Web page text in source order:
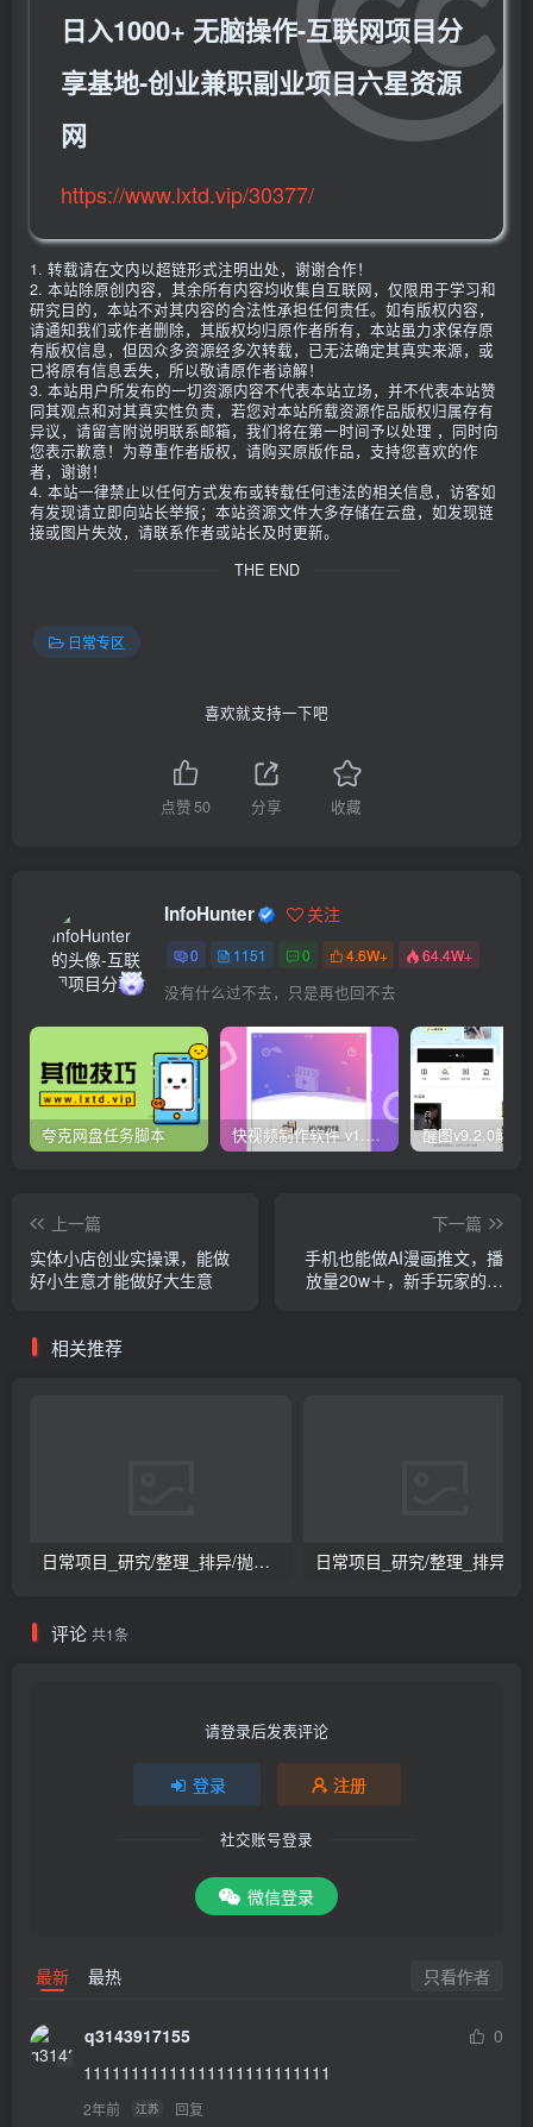
日入1000+ 无脑操作-互联网项目分
享基地-创业兼职副业项目六星资源
网
https://www.lxtd.vip/30377/
1. 转载请在文内以超链形式注明出处，谢谢合作！
2. 本站除原创内容，其余所有内容均收集自互联网，仅限用于学习和
研究目的，本站不对其内容的合法性承担任何责任。如有版权内容，
请通知我们或作者删除，其版权均归原作者所有，本站虽力求保存原
有版权信息，但因众多资源经多次转载，已无法确定其真实来源，或
已将原有信息丢失，所以敬请原作者谅解！
3. 本站用户所发布的一切资源内容不代表本站立场，并不代表本站赞
同其观点和对其真实性负责，若您对本站所载资源作品版权归属存有
异议，请留言附说明联系邮箱，我们将在第一时间予以处理 ，同时向
您表示歉意！为尊重作者版权，请购买原版作品，支持您喜欢的作
者，谢谢！
4. 本站一律禁止以任何方式发布或转载任何违法的相关信息，访客如
有发现请立即向站长举报；本站资源文件大多存储在云盘，如发现链
接或图片失效，请联系作者或站长及时更新。
THE END
日常专区
喜欢就支持一下吧
点赞 50 分享 收藏
InfoHunter 关注
0 1151 0 4.6W+ 64.4W+
没有什么过不去，只是再也回不去
夸克网盘任务脚本 快视频制作软件 v1.1.1安卓版
上一篇
实体小店创业实操课，能做
好小生意才能做好大生意
下一篇
手机也能做AI漫画推文，播
放量20w＋，新手玩家的福
相关推荐
日常项目_研究/整理_排异/抛弃汇总[26.3.15-3.21整理]
评论 共1条
请登录后发表评论
登录 注册
社交账号登录
微信登录
最新 最热 只看作者
q3143917155
0
11111111111111111111111111
2年前 江苏 回复